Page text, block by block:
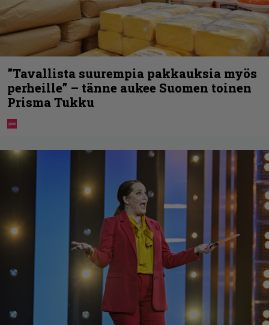
”Tavallista suurempia pakkauksia myös
perheille” – tänne aukee Suomen toinen
Prisma Tukku